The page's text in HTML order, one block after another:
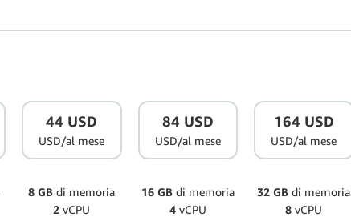
44 USD
USD/al mese
8 GB di memoria
2 vCPU
84 USD
USD/al mese
16 GBdi memoria
4vCPU
164 USD
USD/al mese
32 GB di memoria
8 vCPU